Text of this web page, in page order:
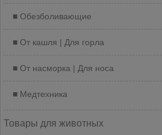
Обезболивающие
От кашля | Для горла
От насморка | Для носа
Медтехника
Товары для животных